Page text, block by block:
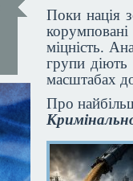
Поки нація
міцність.
групи діють
масштабах
Про